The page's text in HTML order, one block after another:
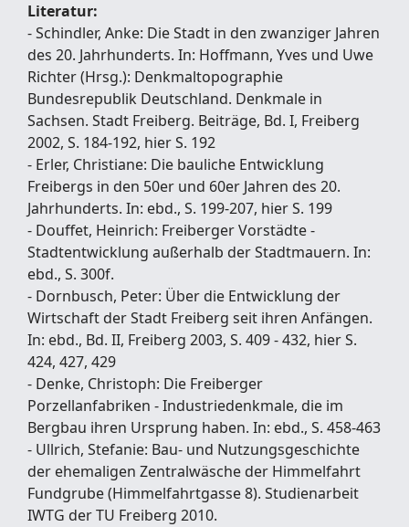
Literatur:
- Schindler, Anke: Die Stadt in den zwanziger Jahren
des 20. Jahrhunderts. In: Hoffmann, Yves und Uwe
Richter (Hrsg.): Denkmaltopographie
Bundesrepublik Deutschland. Denkmale in
Sachsen. Stadt Freiberg. Beiträge, Bd. I, Freiberg
2002, S. 184-192, hier S. 192
- Erler, Christiane: Die bauliche Entwicklung
Freibergs in den 50er und 60er Jahren des 20.
Jahrhunderts. In: ebd., S. 199-207, hier S. 199
- Douffet, Heinrich: Freiberger Vorstädte -
Stadtentwicklung außerhalb der Stadtmauern. In:
ebd., S. 300f.
- Dornbusch, Peter: Über die Entwicklung der
Wirtschaft der Stadt Freiberg seit ihren Anfängen.
In: ebd., Bd. II, Freiberg 2003, S. 409 - 432, hier S.
424, 427, 429
- Denke, Christoph: Die Freiberger
Porzellanfabriken - Industriedenkmale, die im
Bergbau ihren Ursprung haben. In: ebd., S. 458-463
- Ullrich, Stefanie: Bau- und Nutzungsgeschichte
der ehemaligen Zentralwäsche der Himmelfahrt
Fundgrube (Himmelfahrtgasse 8). Studienarbeit
IWTG der TU Freiberg 2010.